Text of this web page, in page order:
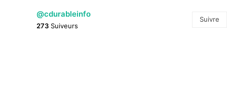
@cdurableinfo
273 Suiveurs
Suivre